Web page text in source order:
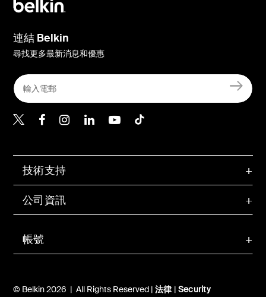
帳號
技術支持
公司資訊
© Belkin 2026 | All Rights Reserved | 法律 | Security
連結 Belkin
尋找更多最新消息和優惠
Belkin Twitter
Belkin Hong Kong
Belkin Instagram
Belkin Hong Kong
Belkin Youtube
Belkin TikTok